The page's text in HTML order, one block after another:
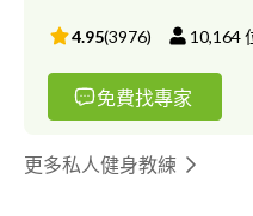
ISCA-健身教練證 TRX-STC 懸吊訓練師 TRX-FTC 功能訓練師
RADICAL FITNESS - FACTOR F RADICAL FITNESS -
Stick Mobility Training Level 1 上下肢整合訓練研習
4.95(3976) 10,164
免費找專家
更多私人健身教練